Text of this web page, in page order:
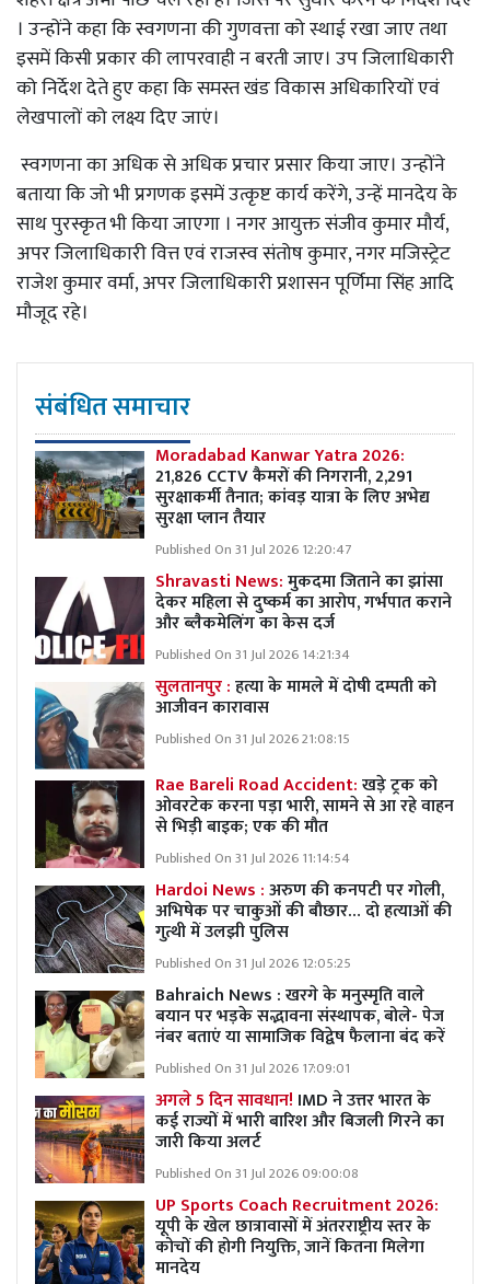
। उन्होंने कहा कि स्वगणना की गुणवत्ता को स्थाई रखा जाए तथा
इसमें किसी प्रकार की लापरवाही न बरती जाए। उप जिलाधिकारी
को निर्देश देते हुए कहा कि समस्त खंड विकास अधिकारियों एवं
लेखपालों को लक्ष्य दिए जाएं।
स्वगणना का अधिक से अधिक प्रचार प्रसार किया जाए। उन्होंने
बताया कि जो भी प्रगणक इसमें उत्कृष्ट कार्य करेंगे, उन्हें मानदेय के
साथ पुरस्कृत भी किया जाएगा । नगर आयुक्त संजीव कुमार मौर्य,
अपर जिलाधिकारी वित्त एवं राजस्व संतोष कुमार, नगर मजिस्ट्रेट
राजेश कुमार वर्मा, अपर जिलाधिकारी प्रशासन पूर्णिमा सिंह आदि
मौजूद रहे।
संबंधित समाचार
Moradabad Kanwar Yatra 2026:
21,826 CCTV कैमरों की निगरानी, 2,291
सुरक्षाकर्मी तैनात; कांवड़ यात्रा के लिए अभेद्य
सुरक्षा प्लान तैयार
Published On 31 Jul 2026 12:20:47
Shravasti News:मुकदमा जिताने का झांसा
देकर महिला से दुष्कर्म का आरोप, गर्भपात कराने
और ब्लैकमेलिंग का केस दर्ज
Published On 31 Jul 2026 14:21:34
सुलतानपुर :हत्या के मामले में दोषी दम्पती को
आजीवन कारावास
Published On 31 Jul 2026 21:08:15
Rae Bareli Road Accident:खड़े ट्रक को
ओवरटेक करना पड़ा भारी, सामने से आ रहे वाहन
से भिड़ी बाइक; एक की मौत
Published On 31 Jul 2026 11:14:54
Hardoi News :अरुण की कनपटी पर गोली,
अभिषेक पर चाकुओं की बौछार… दो हत्याओं की
गुत्थी में उलझी पुलिस
Published On 31 Jul 2026 12:05:25
Bahraich News : खरगे के मनुस्मृति वाले
बयान पर भड़के सद्भावना संस्थापक, बोले- पेज
नंबर बताएं या सामाजिक विद्वेष फैलाना बंद करें
Published On 31 Jul 2026 17:09:01
अगले 5 दिन सावधान! IMD ने उत्तर भारत के
कई राज्यों में भारी बारिश और बिजली गिरने का
जारी किया अलर्ट
Published On 31 Jul 2026 09:00:08
UP Sports Coach Recruitment 2026:
यूपी के खेल छात्रावासों में अंतरराष्ट्रीय स्तर के
कोचों की होगी नियुक्ति, जानें कितना मिलेगा
मानदेय